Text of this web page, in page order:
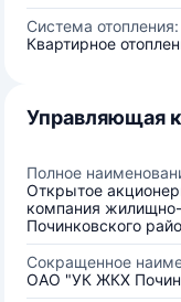
Система отопления:
Квартирное
Управляющая
Полное
Открытое
компания
Починковского
Сокращенное
ОАО "УК ЖКХ